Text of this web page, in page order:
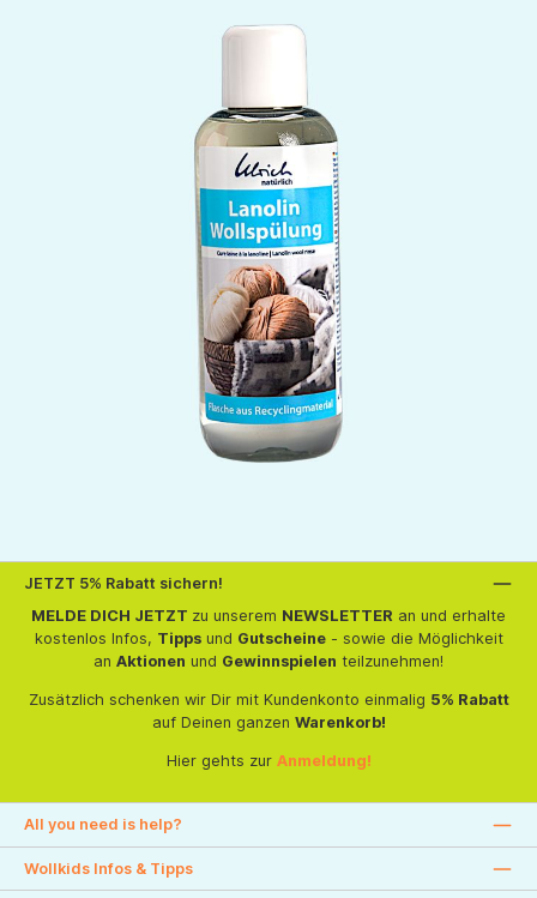
JETZT 5% Rabatt sichern!
MELDE DICH JETZT zu unserem NEWSLETTER an und erhalte
kostenlos Infos, Tippsund Gutscheine- sowie die Möglichkeit
an Aktionen und Gewinnspielen teilzunehmen!
Zusätzlich schenken wir Dir mit Kundenkonto einmalig 5% Rabatt
auf Deinen ganzen Warenkorb!
Hier gehts zur Anmeldung!
All you need is help?
Wollkids Infos & Tipps